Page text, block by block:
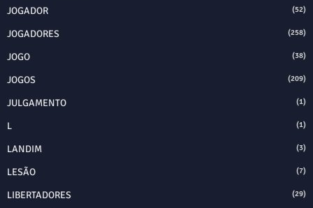
JOGADOR (52)
JOGADORES (258)
JOGO (38)
JOGOS (209)
JULGAMENTO (1)
L (1)
LANDIM (3)
LESÃO (7)
LIBERTADORES (29)